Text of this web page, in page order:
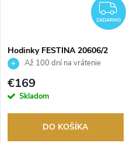
ZADARMO
Hodinky FESTINA 20606/2
Až 100 dní na vrátenie
tovaru. Autorizovaný predajca.
€169
Skladom
DO KOŠÍKA